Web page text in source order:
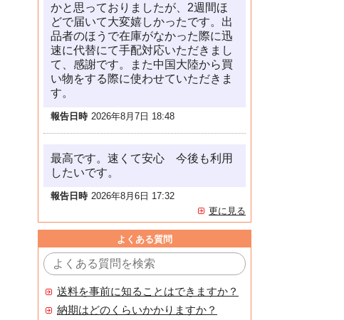
かと思っておりましたが、2週間ほ
どで届いて大変嬉しかったです。出
品者のほうで在庫がなかった際に迅
速に代替にて手配対応いただきまし
て、感謝です。また中国大陸から買
い物をする際に使わせていただきま
す。
報告日時 2026年8月7日 18:48
最高です。速くて安心 今後も利用
したいです。
報告日時 2026年8月6日 17:32
更に見る
よくある質問
送料を事前に知ることはできますか？
納期はどのくらいかかりますか？